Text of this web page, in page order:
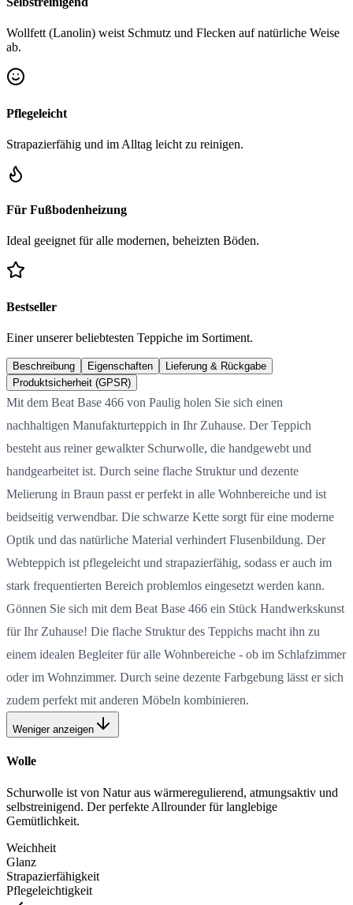
Wollfett (Lanolin) weist Schmutz und Flecken auf natürliche Weise
ab.
Pflegeleicht
Strapazierfähig und im Alltag leicht zu reinigen.
Für Fußbodenheizung
Ideal geeignet für alle modernen, beheizten Böden.
Bestseller
Einer unserer beliebtesten Teppiche im Sortiment.
Beschreibung Eigenschaften
Lieferung & Rückgabe
Produktsicherheit (GPSR)
Mit dem Beat Base 466 von Paulig holen Sie sich einen
nachhaltigen Manufakturteppich in Ihr Zuhause. Der Teppich
besteht aus reiner gewalkter Schurwolle, die handgewebt und
handgearbeitet ist. Durch seine flache Struktur und dezente
Melierung in Braun passt er perfekt in alle Wohnbereiche und ist
beidseitig verwendbar. Die schwarze Kette sorgt für eine moderne
Optik und das natürliche Material verhindert Flusenbildung. Der
Webteppich ist pflegeleicht und strapazierfähig, sodass er auch im
stark frequentierten Bereich problemlos eingesetzt werden kann.
Gönnen Sie sich mit dem Beat Base 466 ein Stück Handwerkskunst
für Ihr Zuhause! Die flache Struktur des Teppichs macht ihn zu
einem idealen Begleiter für alle Wohnbereiche - ob im Schlafzimmer
oder im Wohnzimmer. Durch seine dezente Farbgebung lässt er sich
zudem perfekt mit anderen Möbeln kombinieren.
Weniger anzeigen
Wolle
Schurwolle ist von Natur aus wärmeregulierend, atmungsaktiv und
selbstreinigend. Der perfekte Allrounder für langlebige
Gemütlichkeit.
Weichheit
Glanz
Strapazierfähigkeit
Pflegeleichtigkeit